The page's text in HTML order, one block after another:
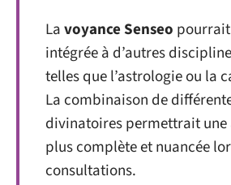
Lavoyance Senseo
intégrée à d’autres
telles que l’astrologie ou la
La combinaison de
divinatoires permettrait
plus complète et nuancée
consultations.